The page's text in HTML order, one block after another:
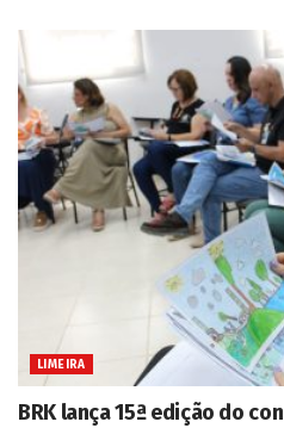
LIMEIRA
BRK lança 15ª edição do